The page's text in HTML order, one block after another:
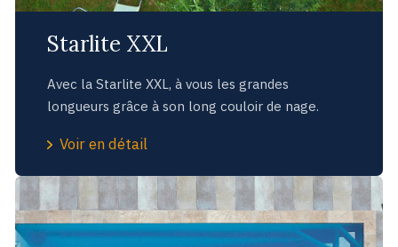
Starlite XXL
Avec la Starlite XXL, à vous les grandes
longueurs grâce à son long couloir de nage.
Voir en détail